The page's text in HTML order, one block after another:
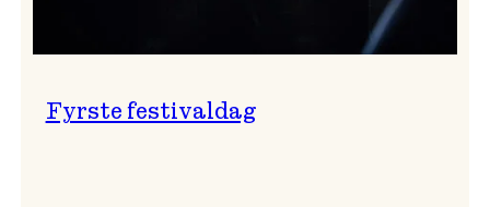
Fyrste festivaldag